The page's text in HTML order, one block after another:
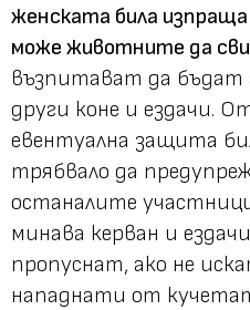
женската била
може животните да
възпитават да бъдат
други коне и ездачи.
евентуална защита
трябвало да
останалите
минава керван и
пропуснат, ако не
нападнати от